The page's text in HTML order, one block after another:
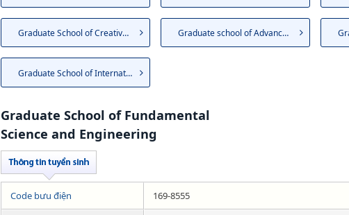
Graduate School of Creative S... Graduate school of Advanced S...
Graduate School of Internatio...
Graduate School of Fundamental
Science and Engineering
Code bưu điện 169-8555